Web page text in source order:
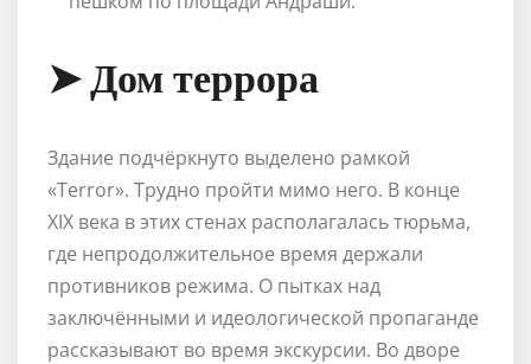
➤ Дом террора
Здание подчёркнуто выделено рамкой
«Terror». Трудно пройти мимо него. В конце
XIX века в этих стенах располагалась тюрьма,
где непродолжительное время держали
противников режима. О пытках над
заключёнными и идеологической пропаганде
рассказывают во время экскурсии. Во дворе